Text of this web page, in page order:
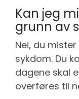
Kan jeg
grunn av
Nei, du
sykdom. Du
dagene skal
overføres til